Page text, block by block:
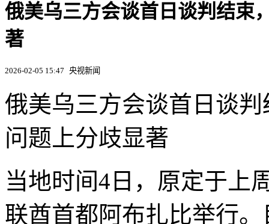
俄美乌三方会谈首日谈判结束
著
2026-02-05 15:47 央视新闻
俄美乌三方会谈首日谈
问题上分歧显著
当地时间4日，原定于上
联酋首都阿布扎比举行